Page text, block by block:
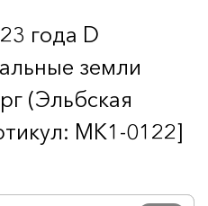
года D
земли
(Эльбская
MK1-0122]